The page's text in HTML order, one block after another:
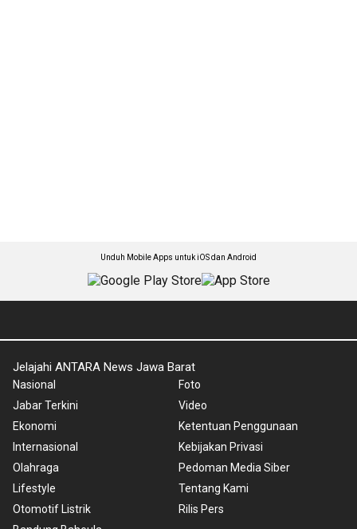
Unduh Mobile Apps untuk iOS dan Android
Jelajahi ANTARA News Jawa Barat
Nasional
Jabar Terkini
Ekonomi
Internasional
Olahraga
Lifestyle
Otomotif Listrik
Foto
Video
Ketentuan Penggunaan
Kebijakan Privasi
Pedoman Media Siber
Tentang Kami
Rilis Pers